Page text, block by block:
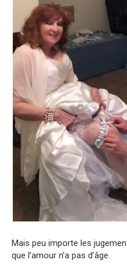
Mais peu importe les
que l’amour n’a pas d’âge.